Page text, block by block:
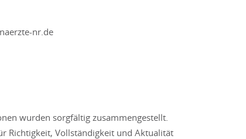
nr.de
wurden sorgfältig zusammengestellt.
Richtigkeit, Vollständigkeit und Aktualität